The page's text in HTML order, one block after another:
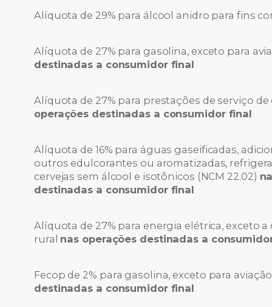
Alíquota de 29% para álcool anidro para fins
Alíquota de 27% para gasolina, exceto para
destinadas a consumidor final
Alíquota de 27% para prestações de serviço
operações destinadas a consumidor final
Alíquota de 16% para águas gaseificadas,
outros edulcorantes ou aromatizadas,
cervejas sem álcool e isotônicos (NCM 22.02)
destinadas a consumidor final
Alíquota de 27% para energia elétrica, exceto
rural nas operações destinadas a
Fecop de 2% para gasolina, exceto para
destinadas a consumidor final